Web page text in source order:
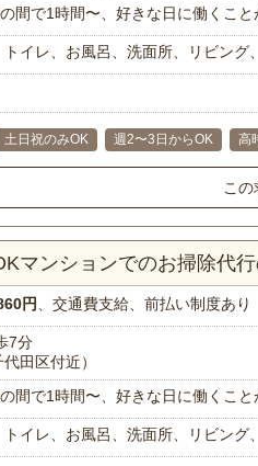
間で1時間〜、好きな日に働くこ
トイレ、お風呂、洗面所、リビング
土日祝のみOK 週2〜3日からOK 高
こ
マンションでのお掃除代
円 、交通費支給、前払い制度あり
7分
代田区付近）
間で1時間〜、好きな日に働くこ
トイレ、お風呂、洗面所、リビング